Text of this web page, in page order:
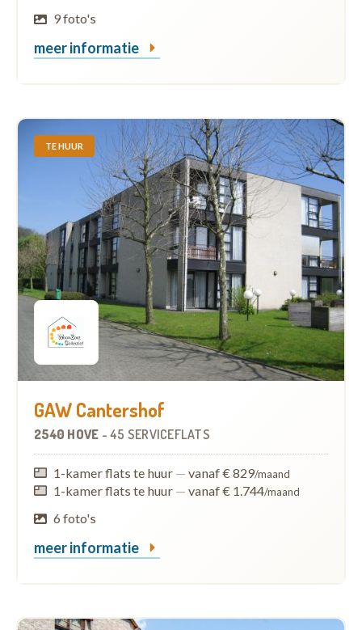
9 foto's
meer informatie
TE HUUR
GAW Cantershof
2540 HOVE - 45 SERVICEFLATS
1-kamer flats te huur — vanaf € 829/maand
1-kamer flats te huur — vanaf € 1.744/maand
6 foto's
meer informatie